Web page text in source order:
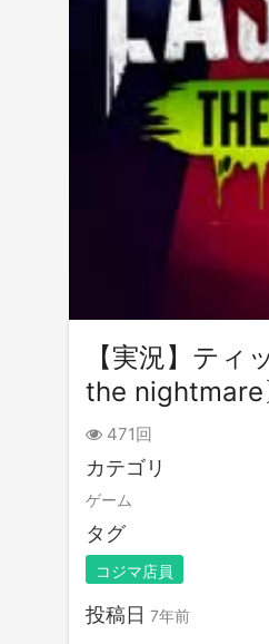
【実況】テ
the nightmare
471回
カテゴリ
ゲーム
タグ
コジマ店員
投稿日 7年前